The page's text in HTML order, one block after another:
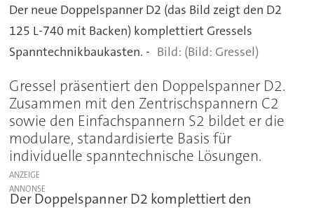
Der neue Doppelspanner D2 (das Bild zeigt den D2
125 L-740 mit Backen) komplettiert Gressels
Spanntechnikbaukasten. -
(Bild: Gressel)
Gressel präsentiert den Doppelspanner D2.
Zusammen mit den Zentrischspannern C2
sowie den Einfachspannern S2 bildet er die
modulare, standardisierte Basis für
individuelle spanntechnische Lösungen.
ANZEIGE
Der Doppelspanner D2 komplettiert den